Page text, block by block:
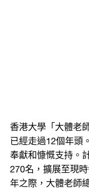
香港大學「大體老
已經走過12個年頭
奉獻和慷慨支持。
270名，擴展至現
年之際，大體老師